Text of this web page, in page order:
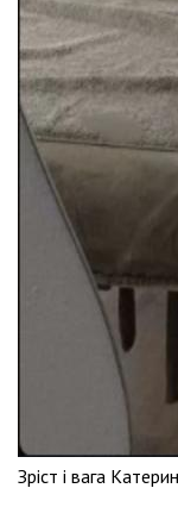
Зріст і вага